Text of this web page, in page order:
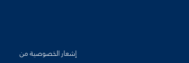
إشعار الخصوصية من